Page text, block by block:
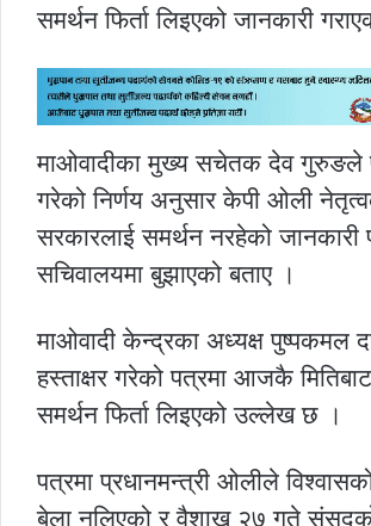
समर्थन फिर्ता लिइएको जानकारी
माओवादीका मुख्य सचेतक देव गुरुङले
गरेको निर्णय अनुसार केपी ओली
सरकारलाई समर्थन नरहेको
सचिवालयमा बुझाएको बताए ।
माओवादी केन्द्रका अध्यक्ष पुष्पकमल
हस्ताक्षर गरेको पत्रमा आजकै
समर्थन फिर्ता लिइएको उल्लेख छ ।
पत्रमा प्रधानमन्त्री ओलीले
बेला नलिएको र वैशाख २७ गते